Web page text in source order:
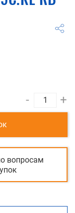
- +
вопросам